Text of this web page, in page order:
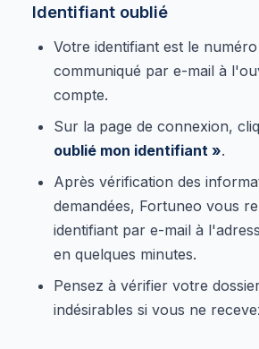
Identifiant oublié
Votre identifiant est le
communiqué par e-mail à
compte.
Sur la page de connexion,
oublié mon identifiant ».
Après vérification des
demandées, Fortuneo vous
identifiant par e-mail à
en quelques minutes.
Pensez à vérifier votre
indésirables si vous ne